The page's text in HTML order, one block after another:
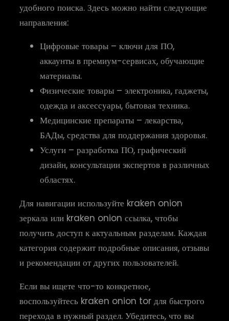
удобного поиска. Здесь можно найти следующие
направления:
Цифровые товары – ключи для ПО,
аккаунты в премиум-сервисах, обучающие
материалы.
Физические товары – электроника, гаджеты,
одежда и аксессуары, бытовая техника.
Медицинские препараты – лекарства,
БАДы, средства для поддержания здоровья.
Услуги – разработка ПО, графический
дизайн, консультации экспертов в различных
областях.
Для навигации используйте kraken onion
зеркала или kraken onion ссылка, чтобы
получить доступ к актуальным разделам. Каждая
категория содержит подробные описания, отзывы
и рекомендации от других пользователей.
Если вы ищете что-то конкретное,
воспользуйтесь kraken onion tor для быстрого
перехода в нужный раздел. Убедитесь, что вы